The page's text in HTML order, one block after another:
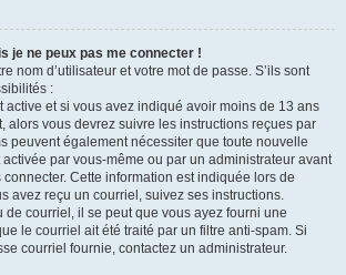
je ne peux pas me connecter !
nom d’utilisateur et votre mot de passe. S’ils sont
:
active et si vous avez indiqué avoir moins de 13 ans
alors vous devrez suivre les instructions reçues par
peuvent également nécessiter que toute nouvelle
par vous-même ou par un administrateur avant
Cette information est indiquée lors de
avez reçu un courriel, suivez ses instructions.
de courriel, il se peut que vous ayez fourni une
le courriel ait été traité par un filtre anti-spam. Si
courriel fournie, contactez un administrateur.